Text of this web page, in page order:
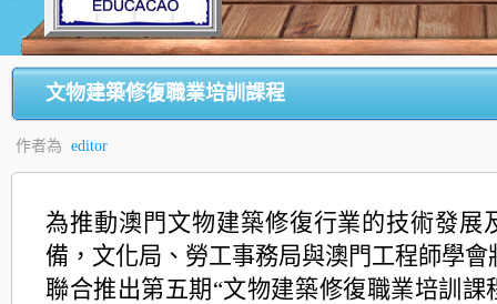
文物建築修復職業培訓課程
作者為 editor
為推動澳門文物建築修復行業的技術發展
備，文化局、勞工事務局與澳門工程師學會
聯合推出第五期“文物建築修復職業培訓課